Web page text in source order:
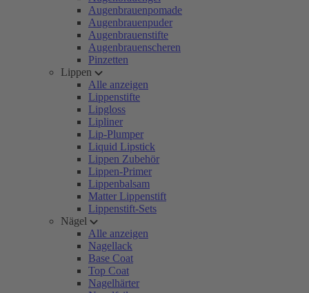
Augenbrauenpomade
Augenbrauenpuder
Augenbrauenstifte
Augenbrauenscheren
Pinzetten
Lippen
Alle anzeigen
Lippenstifte
Lipgloss
Lipliner
Lip-Plumper
Liquid Lipstick
Lippen Zubehör
Lippen-Primer
Lippenbalsam
Matter Lippenstift
Lippenstift-Sets
Nägel
Alle anzeigen
Nagellack
Base Coat
Top Coat
Nagelhärter